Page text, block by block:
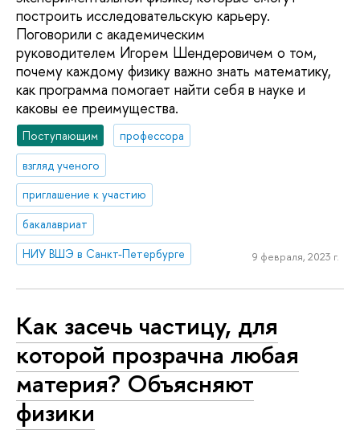
построить исследовательскую карьеру.
Поговорили с академическим
руководителем Игорем Шендеровичем о том,
почему каждому физику важно знать математику,
как программа помогает найти себя в науке и
каковы ее преимущества.
Поступающим
профессора
взгляд ученого
приглашение к участию
бакалавриат
НИУ ВШЭ в Санкт-Петербурге
9 февраля, 2023 г.
Как засечь частицу, для
которой прозрачна любая
материя? Объясняют
физики